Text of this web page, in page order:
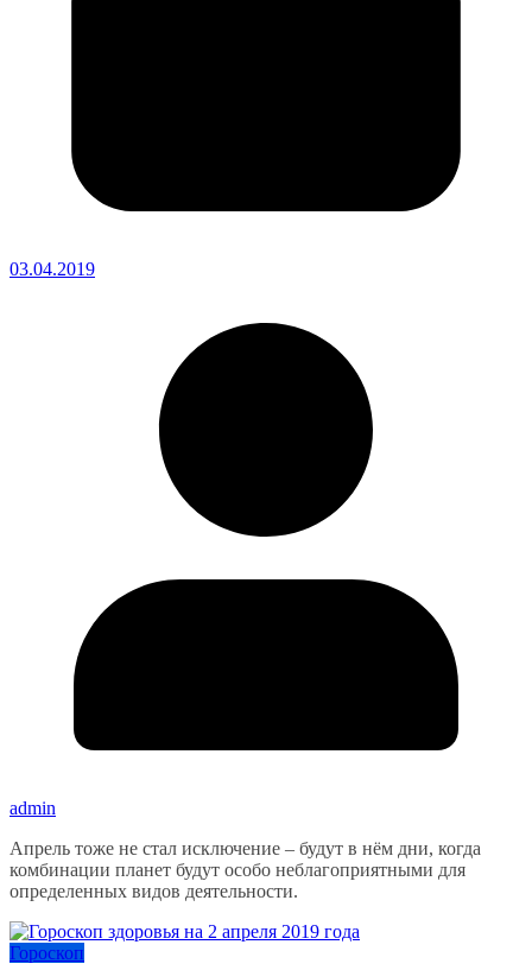
03.04.2019
admin
Апрель тоже не стал исключение – будут в нём дни, когда
комбинации планет будут особо неблагоприятными для
определенных видов деятельности.
Гороскоп